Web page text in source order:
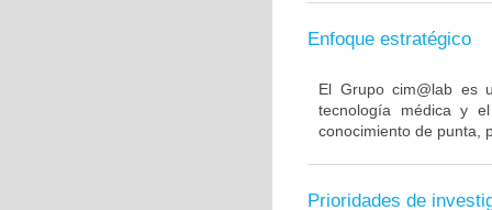
Enfoque estratégico
El Grupo cim@lab es
tecnología médica y
conocimiento de punta,
Prioridades de